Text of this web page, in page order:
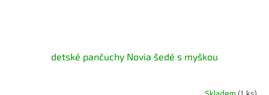
detské pančuchy Novia šedé s myškou